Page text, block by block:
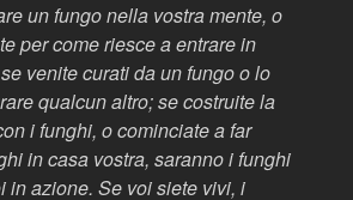
un fungo nella vostra mente, o
per come riesce a entrare in
venite curati da un fungo o lo
qualcun altro; se costruite la
i funghi, o cominciate a far
in casa vostra, saranno i funghi
in azione. Se voi siete vivi, i